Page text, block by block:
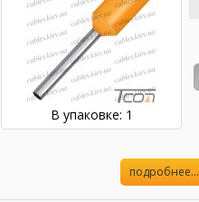
В упаковке: 1
подробнее...